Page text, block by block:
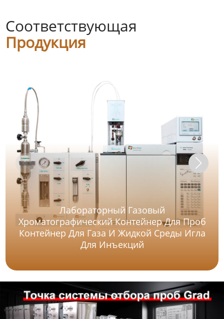
Соответствующая
Продукция
Лабораторный Газовый
Хроматографический Контейнер Для Проб
Контейнер Для Газа И Жидкой Среды Игла
Для Инъекций